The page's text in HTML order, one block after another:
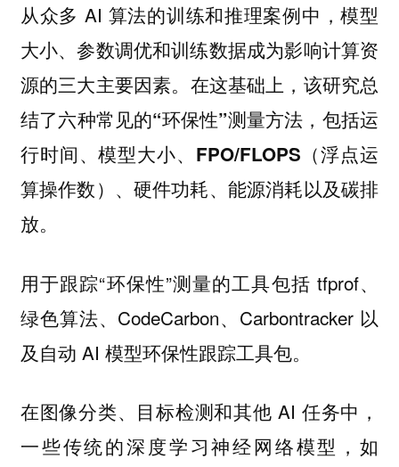
从众多 AI 算法的训练和推理案例中，模型
大小、参数调优和训练数据成为影响计算资
源的三大主要因素。 在这基础上，该研究总
结了六种常见的“环保性”测量方法，包括运
行时间、模型大小、FPO/FLOPS（浮点运
算操作数）、硬件功耗、能源消耗以及碳排
放。
用于跟踪“环保性”测量的工具包括 tfprof、
绿色算法、CodeCarbon、Carbontracker 以
及自动 AI 模型环保性跟踪工具包。
在图像分类、目标检测和其他 AI 任务中，
一些传统的深度学习神经网络模型，如